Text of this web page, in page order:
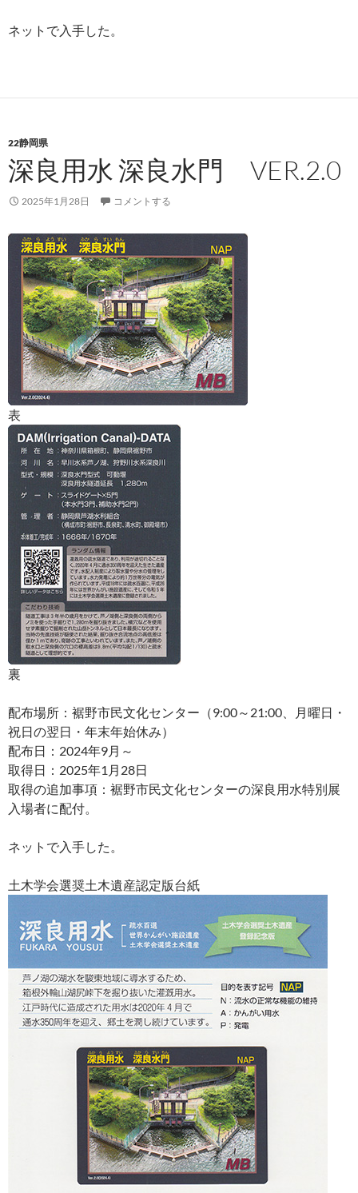
ネットで入手した。
22静岡県
深良用水 深良水門 VER.2.0
2025年1月28日 コメントする
表
裏
配布場所：裾野市民文化センター（9:00～21:00、月曜日・
祝日の翌日・年末年始休み）
配布日：2024年9月～
取得日：2025年1月28日
取得の追加事項：裾野市民文化センターの深良用水特別展
入場者に配付。
ネットで入手した。
土木学会選奨土木遺産認定版台紙